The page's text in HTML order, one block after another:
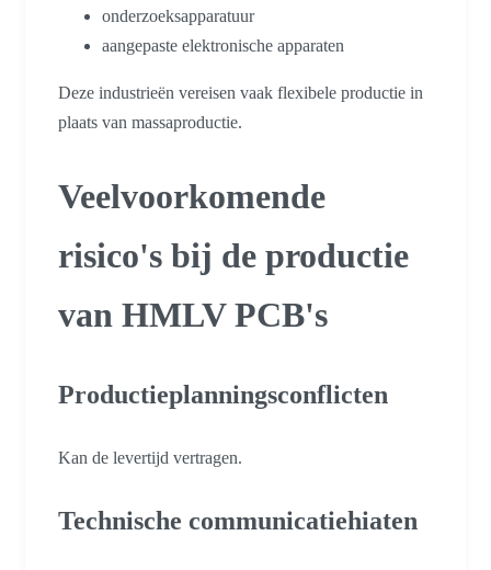
onderzoeksapparatuur
aangepaste elektronische apparaten
Deze industrieën vereisen vaak flexibele productie in
plaats van massaproductie.
Veelvoorkomende
risico's bij de productie
van HMLV PCB's
Productieplanningsconflicten
Kan de levertijd vertragen.
Technische communicatiehiaten